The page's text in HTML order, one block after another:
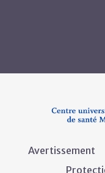
Avertissement